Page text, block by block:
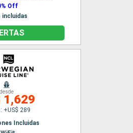
Off
incluidas
desde
1,629
+US$ 289
Incluidas